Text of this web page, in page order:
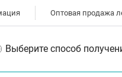
Оптовая продажа
Выберите способ